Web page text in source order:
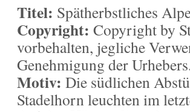
Titel: Spätherbstliches
Copyright: Copyright by
vorbehalten, jegliche
Genehmigung der
Motiv: Die südlichen
Stadelhorn leuchten im